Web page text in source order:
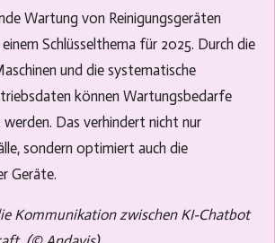
Wartung von Reinigungsgeräten
Schlüsselthema für 2025. Durch die
und die systematische
können Wartungsbedarfe
Das verhindert nicht nur
sondern optimiert auch die
Geräte.
Kommunikation zwischen KI-Chatbot